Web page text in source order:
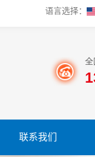
语言选择：
全
联系我们